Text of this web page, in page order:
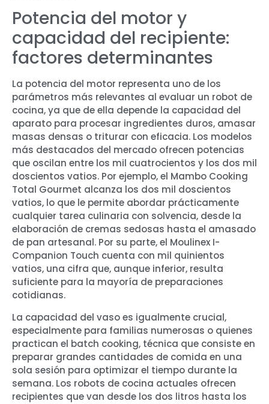
Potencia del motor y
capacidad del recipiente:
factores determinantes
La potencia del motor representa uno de los
parámetros más relevantes al evaluar un robot de
cocina, ya que de ella depende la capacidad del
aparato para procesar ingredientes duros, amasar
masas densas o triturar con eficacia. Los modelos
más destacados del mercado ofrecen potencias
que oscilan entre los mil cuatrocientos y los dos mil
doscientos vatios. Por ejemplo, el Mambo Cooking
Total Gourmet alcanza los dos mil doscientos
vatios, lo que le permite abordar prácticamente
cualquier tarea culinaria con solvencia, desde la
elaboración de cremas sedosas hasta el amasado
de pan artesanal. Por su parte, el Moulinex I-
Companion Touch cuenta con mil quinientos
vatios, una cifra que, aunque inferior, resulta
suficiente para la mayoría de preparaciones
cotidianas.
La capacidad del vaso es igualmente crucial,
especialmente para familias numerosas o quienes
practican el batch cooking, técnica que consiste en
preparar grandes cantidades de comida en una
sola sesión para optimizar el tiempo durante la
semana. Los robots de cocina actuales ofrecen
recipientes que van desde los dos litros hasta los